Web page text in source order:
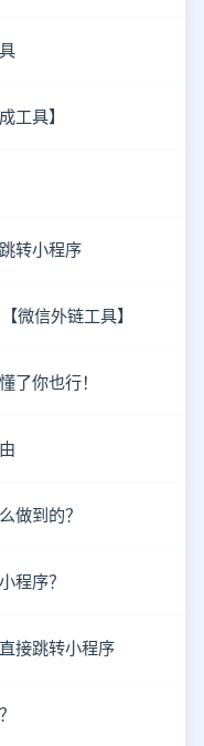
工具】
转小程序
微信外链工具】
了你也行！
做到的？
程序？
接跳转小程序